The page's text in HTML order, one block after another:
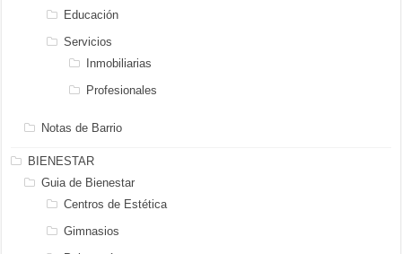
Educación
Servicios
Inmobiliarias
Profesionales
Notas de Barrio
BIENESTAR
Guia de Bienestar
Centros de Estética
Gimnasios